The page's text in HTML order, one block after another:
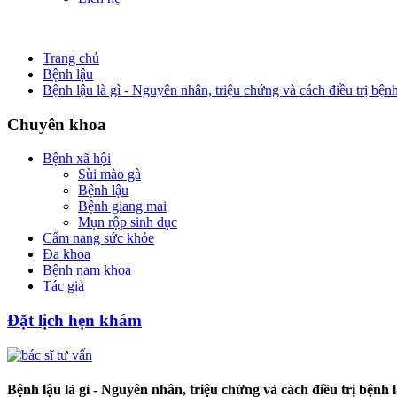
Trang chủ
Bệnh lậu
Bệnh lậu là gì - Nguyên nhân, triệu chứng và cách điều trị
Chuyên khoa
Bệnh xã hội
Sùi mào gà
Bệnh lậu
Bệnh giang mai
Mụn rộp sinh dục
Cẩm nang sức khỏe
Đa khoa
Bệnh nam khoa
Tác giả
Đặt lịch hẹn khám
Bệnh lậu là gì - Nguyên nhân, triệu chứng và cách điều trị bệnh